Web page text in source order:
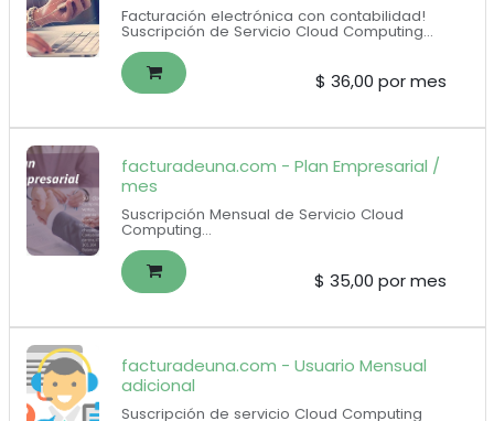
Facturación electrónica con contabilidad!
Suscripción de Servicio Cloud Computing
Incluye Plan Pymes + e-commerce + botón
de pagos
Incluye 250 documentos electrónicos por
mes, 2 usuarios, contabilidad, compras,
Botón de pagos: no incluye configuración,
$ 36,00 por mes
facturadeuna.com - Plan Empresarial /
mes
Suscripción Mensual de Servicio Cloud
Computing
500 documentos electrónicos incluidos
($0.07 por documento adicional)
1 usuarios para el auxiliar contable + 1
usuario para el contador
$ 35,00 por mes
facturadeuna.com - Usuario Mensual
adicional
Suscripción de servicio Cloud Computing